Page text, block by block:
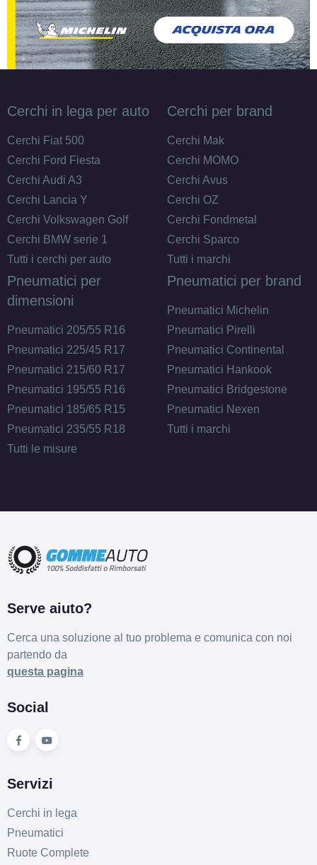
Cerchi in lega per auto
Cerchi Fiat 500
Cerchi Ford Fiesta
Cerchi Audi A3
Cerchi Lancia Y
Cerchi Volkswagen Golf
Cerchi BMW serie 1
Tutti i cerchi per auto
Cerchi per brand
Cerchi Mak
Cerchi MOMO
Cerchi Avus
Cerchi OZ
Cerchi Fondmetal
Cerchi Sparco
Tutti i marchi
Pneumatici per
dimensioni
Pneumatici 205/55 R16
Pneumatici 225/45 R17
Pneumatici 215/60 R17
Pneumatici 195/55 R16
Pneumatici 185/65 R15
Pneumatici 235/55 R18
Tutti le misure
Pneumatici per brand
Pneumatici Michelin
Pneumatici Pirelli
Pneumatici Continental
Pneumatici Hankook
Pneumatici Bridgestone
Pneumatici Nexen
Tutti i marchi
Serve aiuto?
Cerca una soluzione al tuo problema e comunica con noi
partendo da
questa pagina
Social
Servizi
Cerchi in lega
Pneumatici
Ruote Complete